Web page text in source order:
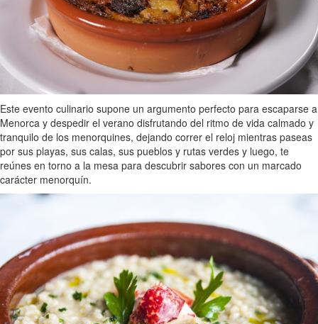
Este evento culinario supone un argumento perfecto para escaparse a
Menorca y despedir el verano disfrutando del ritmo de vida calmado y
tranquilo de los menorquines, dejando correr el reloj mientras paseas
por sus playas, sus calas, sus pueblos y rutas verdes y luego, te
reúnes en torno a la mesa para descubrir sabores con un marcado
carácter menorquín.